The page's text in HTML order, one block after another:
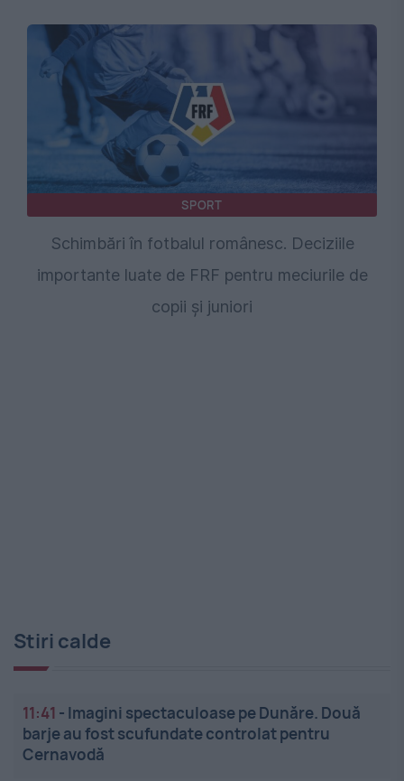
SPORT
Schimbări în fotbalul românesc. Deciziile
importante luate de FRF pentru meciurile de
copii și juniori
Stiri calde
11:41 - Imagini spectaculoase pe Dunăre. Două
barje au fost scufundate controlat pentru
Cernavodă